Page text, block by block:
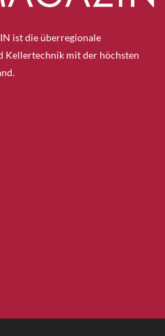
ist die überregionale
Kellertechnik mit der höchsten